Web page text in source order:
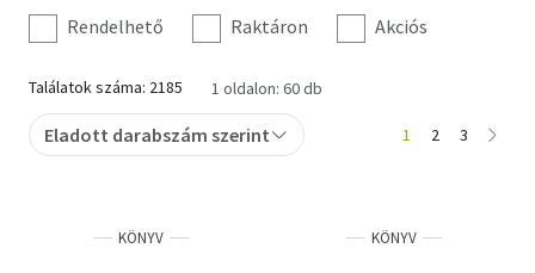
Erotika
Gyermek- és ifjúsági
Hobbi, szabadidő
szűrés
Rendelhető
Raktáron Akciós
Találatok száma: 2185 1 oldalon: 60 db
Eladott darabszám szerint 1 2 3
KÖNYV KÖNYV